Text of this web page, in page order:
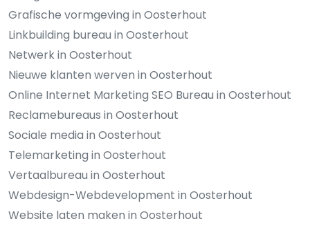
Grafische vormgeving in Oosterhout
Linkbuilding bureau in Oosterhout
Netwerk in Oosterhout
Nieuwe klanten werven in Oosterhout
Online Internet Marketing SEO Bureau in Oosterhout
Reclamebureaus in Oosterhout
Sociale media in Oosterhout
Telemarketing in Oosterhout
Vertaalbureau in Oosterhout
Webdesign-Webdevelopment in Oosterhout
Website laten maken in Oosterhout